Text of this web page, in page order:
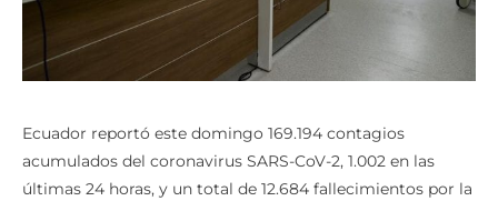
Ecuador reportó este domingo 169.194 contagios
acumulados del coronavirus SARS-CoV-2, 1.002 en las
últimas 24 horas, y un total de 12.684 fallecimientos por la